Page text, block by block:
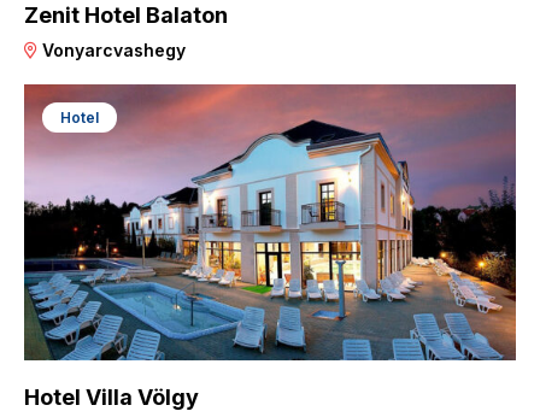
Zenit Hotel Balaton
Vonyarcvashegy
Hotel
Hotel Villa Völgy